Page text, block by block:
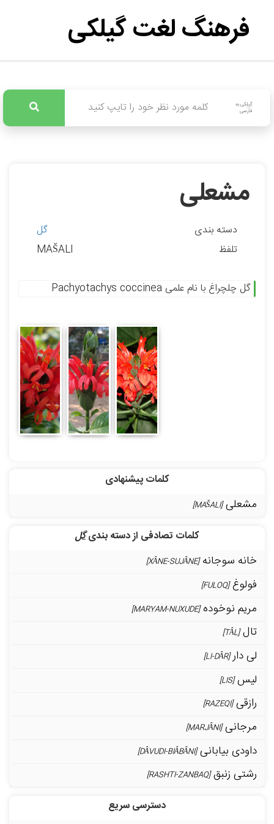
فرهنگ لغت گیلکی
گیلکی به
فارسی
مشعلی
MAŠALI تلفظ
گل دسته بندی
گل چلچراغ با نام علمی Pachyotachys coccinea
کلمات پیشنهادی
مشعلی[MAŠALI]
کلمات تصادفی از دسته بندیگل
خانه سوجانه[XÂNE-SUJÂNE]
فولوغ[FULOQ]
مریم نوخوده[MARYAM-NUXUDE]
تال[TÂL]
لی دار[LI-DÂR]
لیس[LIS]
رازقی[RAZEQI]
مرجانی[MARJÂNI]
داودی بیابانی[DÂVUDI-BIÂBÂNI]
رشتی زنبق[RASHTI-ZANBAQ]
دسترسی سریع